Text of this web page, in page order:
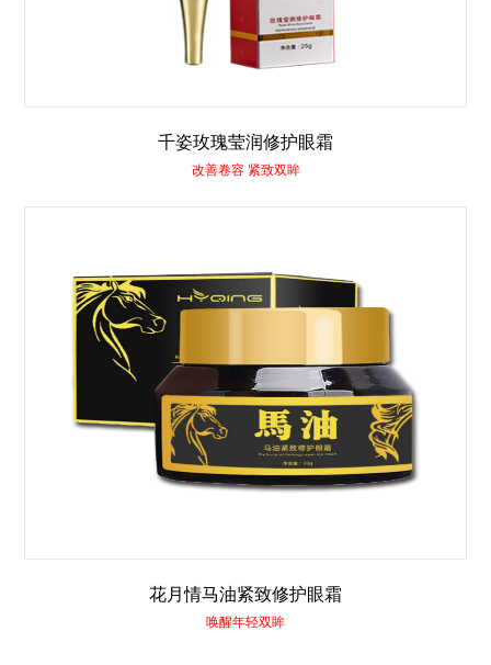
千姿玫瑰莹润修护眼霜
改善卷容 紧致双眸
花月情马油紧致修护眼霜
唤醒年轻双眸